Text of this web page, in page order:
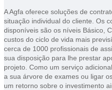
A Agfa oferece soluções de
situação individual do cliente. Os
disponíveis são os níveis Básico,
custos do ciclo de vida mais
cerca de 1000 profissionais de
sua disposição para lhe prestar
projeto. Como um serviço
a sua árvore de exames ou ligar
um retorno sobre o investimento